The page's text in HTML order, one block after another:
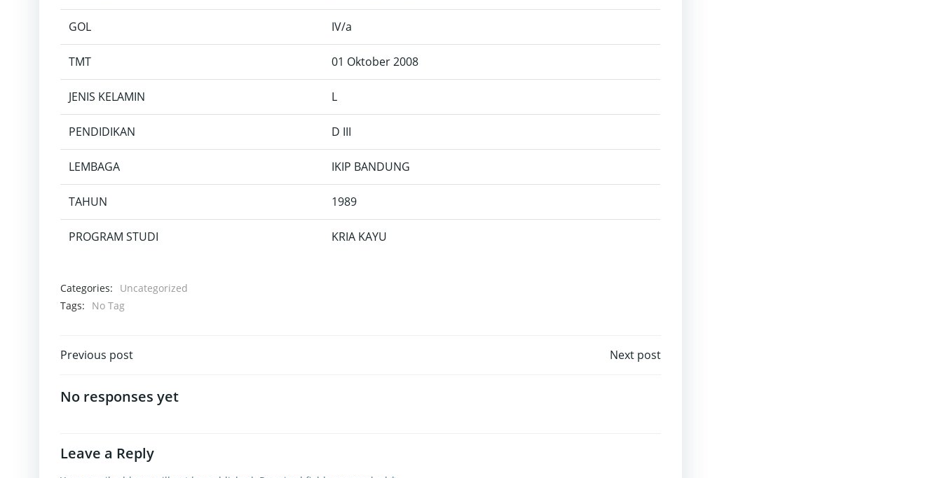
GOL IV/a
TMT 01 Oktober 2008
JENIS KELAMIN L
PENDIDIKAN D III
LEMBAGA IKIP BANDUNG
TAHUN 1989
PROGRAM STUDI KRIA KAYU
Categories:
Uncategorized
Tags:
No Tag
Post
navigation
Previous post Next post
No responses yet
Leave a Reply